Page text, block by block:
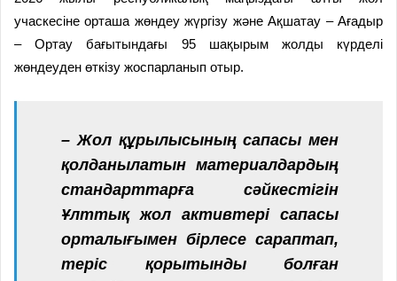
учаскесіне орташа жөндеу жүргізу және Ақшатау – Ағадыр
– Ортау бағытындағы 95 шақырым жолды күрделі
жөндеуден өткізу жоспарланып отыр.
– Жол құрылысының сапасы мен
қолданылатын материалдардың
стандарттарға сәйкестігін
Ұлттық жол активтері сапасы
орталығымен бірлесе сараптап,
теріс қорытынды болған